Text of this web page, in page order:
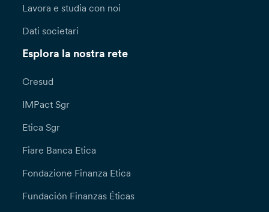
Lavora e studia con noi
Dati societari
Esplora la nostra rete
Cresud
IMPact Sgr
Etica Sgr
Fiare Banca Etica
Fondazione Finanza Etica
Fundación Finanzas Éticas